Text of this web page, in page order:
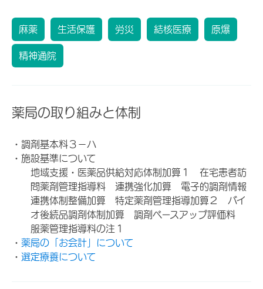
麻薬 生活保護 労災 結核医療 原爆
精神通院
薬局の取り組みと体制
・調剤基本料３－ハ
・施設基準について
地域支援・医薬品供給対応体制加算１ 在宅患者訪
問薬剤管理指導料 連携強化加算 電子的調剤情報
連携体制整備加算 特定薬剤管理指導加算２ バイ
オ後続品調剤体制加算 調剤ベースアップ評価料
服薬管理指導料の注１
・ 薬局の「お会計」について
・ 選定療養について